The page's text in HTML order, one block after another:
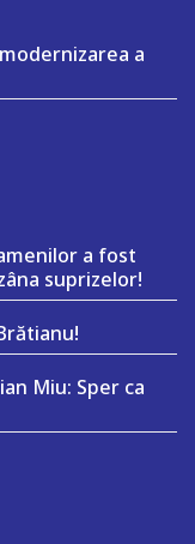
a
a fost
suprizelor!
Miu: Sper ca